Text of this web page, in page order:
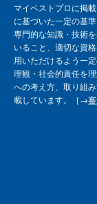
マイベストプロに掲
に基づいた一定の基
専門的な知識・技術
いること、適切な資
用いただけるよう一
理観・社会的責任を
への考え方、取り組
載しています。［→